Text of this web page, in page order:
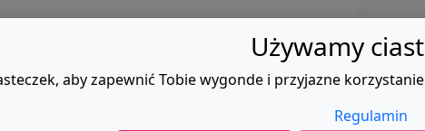
Używamy
aby zapewnić Tobie wygonde i przyjazne
Regulamin